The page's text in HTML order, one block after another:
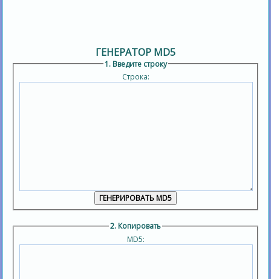
ГЕНЕРАТОР MD5
1. Введите строку
Строка:
2. Копировать
MD5: